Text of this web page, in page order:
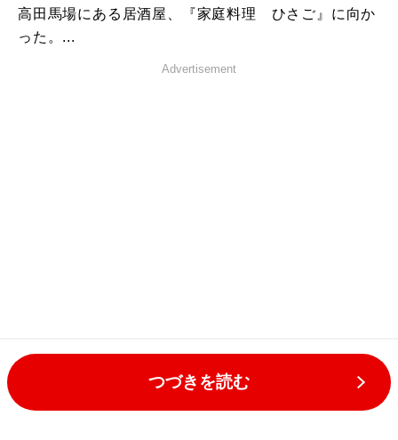
高田馬場にある居酒屋、『家庭料理 ひさご』に向か
った。...
Advertisement
つづきを読む